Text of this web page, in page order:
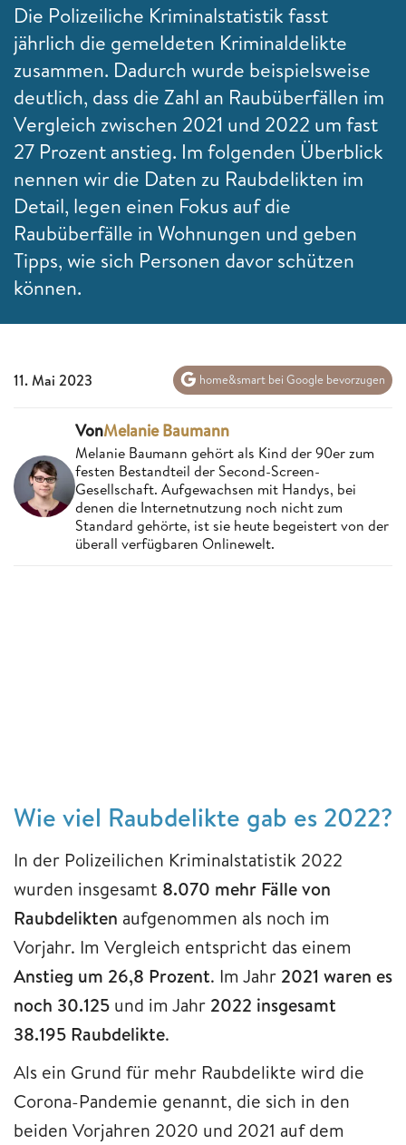
Die Polizeiliche Kriminalstatistik fasst
jährlich die gemeldeten Kriminaldelikte
zusammen. Dadurch wurde beispielsweise
deutlich, dass die Zahl an Raubüberfällen im
Vergleich zwischen 2021 und 2022 um fast
27 Prozent anstieg. Im folgenden Überblick
nennen wir die Daten zu Raubdelikten im
Detail, legen einen Fokus auf die
Raubüberfälle in Wohnungen und geben
Tipps, wie sich Personen davor schützen
können.
11. Mai 2023 home&smart bei Google bevorzugen
VonMelanie Baumann
Melanie Baumann gehört als Kind der 90er zum
festen Bestandteil der Second-Screen-
Gesellschaft. Aufgewachsen mit Handys, bei
denen die Internetnutzung noch nicht zum
Standard gehörte, ist sie heute begeistert von der
überall verfügbaren Onlinewelt.
Wie viel Raubdelikte gab es 2022?
In der Polizeilichen Kriminalstatistik 2022
wurden insgesamt 8.070 mehr Fälle von
Raubdelikten aufgenommen als noch im
Vorjahr. Im Vergleich entspricht das einem
Anstieg um 26,8 Prozent. Im Jahr 2021 waren es
noch 30.125 und im Jahr 2022 insgesamt
38.195 Raubdelikte.
Als ein Grund für mehr Raubdelikte wird die
Corona-Pandemie genannt, die sich in den
beiden Vorjahren 2020 und 2021 auf dem